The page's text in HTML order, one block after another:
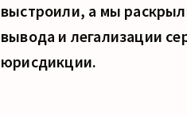
выстроили, а мы
вывода и легализации
юрисдикции.